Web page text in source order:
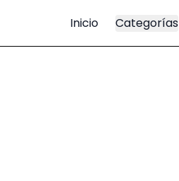
Inicio Categorías